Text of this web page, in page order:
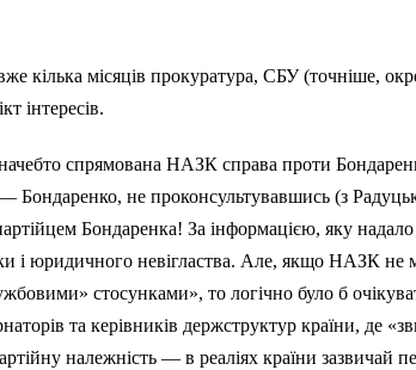
кілька місяців прокуратура, СБУ (точніше,
інтересів.
спрямована НАЗК справа проти
не проконсультувавшись (з
Бондаренка! За інформацією, яку
і юридичного невігластва. Але, якщо НАЗК не
стосунками», то логічно було б
та керівників держструктур країни, де
належність — в реаліях країни